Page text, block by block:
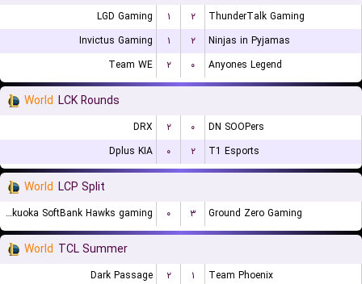
LGD Gaming ۱ ۲
ThunderTalk Gaming
Invictus Gaming
۱ ۲
Ninjas in Pyjamas
Team WE
۲ ۰ Anyones Legend
World LCK Rounds
DRX ۲ ۰
DN SOOPers
Dplus KIA
۰ ۲ T1 Esports
World LCP Split
Fukuoka SoftBank Hawks gaming ۰ ۳ Ground Zero Gaming
World TCL Summer
Dark Passage ۲ ۱
Team Phoenix